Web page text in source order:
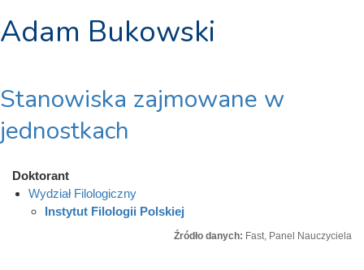
Adam Bukowski
Stanowiska zajmowane w
jednostkach
Doktorant
Wydział Filologiczny
Instytut Filologii Polskiej
Źródło danych: Fast, Panel Nauczyciela